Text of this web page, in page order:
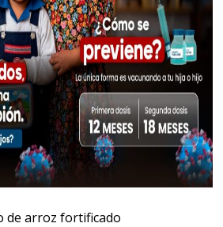
de arroz fortificado